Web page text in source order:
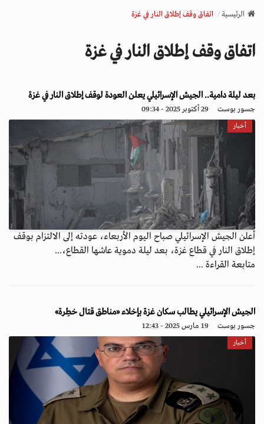
v
a
o
n
الرئيسية اتفاق وقف إطلاق النار في غزة
اتفاق وقف إطلاق النار في غزة
بعد ليلة دامية.. الجيش الإسرائيلي يعلن العودة لوقف إطلاق النار في غزة
جسور بوست 29 أكتوبر 2025 - 09:34
أخبار
أعلن الجيش الإسرائيلي صباح اليوم الأربعاء، عودته إلى الالتزام بوقف
إطلاق النار في قطاع غزة، بعد ليلة دموية عاشها القطاع،...
متابعة القراءة ...
الجيش الإسرائيلي يطالب سكان غزة بإخلاء «مناطق قتال خطِرة»
جسور بوست 19 مارس 2025 - 12:43
أخبار